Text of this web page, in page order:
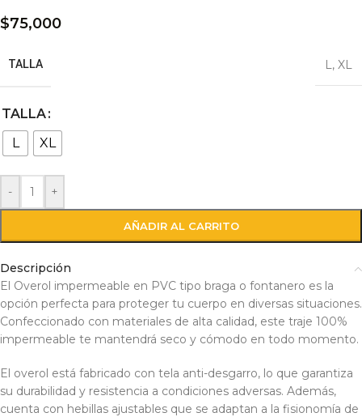
$75,000
TALLA L, XL
TALLA
L
XL
- +
AÑADIR AL CARRITO
Descripción
El Overol impermeable en PVC tipo braga o fontanero es la
opción perfecta para proteger tu cuerpo en diversas situaciones.
Confeccionado con materiales de alta calidad, este traje 100%
impermeable te mantendrá seco y cómodo en todo momento.
El overol está fabricado con tela anti-desgarro, lo que garantiza
su durabilidad y resistencia a condiciones adversas. Además,
cuenta con hebillas ajustables que se adaptan a la fisionomía de